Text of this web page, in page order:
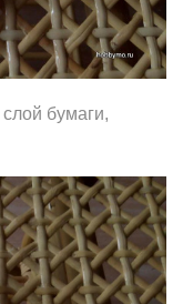
бумаги,